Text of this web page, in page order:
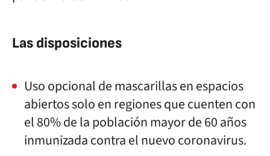
Las disposiciones
Uso opcional de mascarillas en espacios
abiertos solo en regiones que cuenten con
el 80% de la población mayor de 60 años
inmunizada contra el nuevo coronavirus.